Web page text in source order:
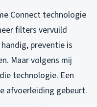
Connect technologie
filters vervuild
preventie is
Maar volgens mij
technologie. Een
afvoerleiding gebeurt.